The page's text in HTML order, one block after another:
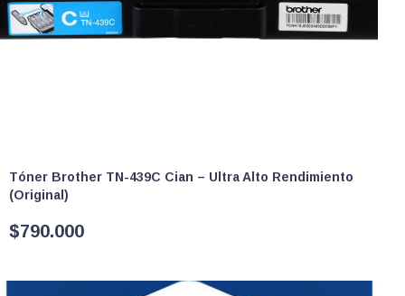
Tóner Brother TN-439C Cian – Ultra Alto Rendimiento
(Original)
$790.000